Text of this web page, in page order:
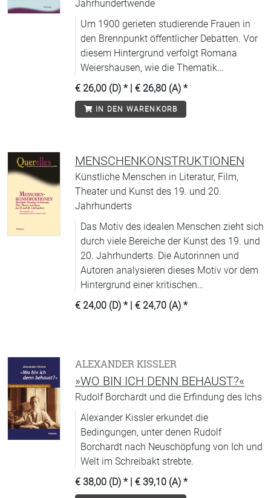
Jahrhundertwende
Um 1900 gerieten studierende Frauen in
den Brennpunkt öffentlicher Debatten. Vor
diesem Hintergrund verfolgt Romana
Weiershausen, wie die Thematik
Wissenschaft und Weiblichkeit Eingang in
die Literatur fand.
€ 26,00 (D) * | € 26,80 (A) *
IN DEN WARENKORB
MENSCHENKONSTRUKTIONEN
Künstliche Menschen in Literatur, Film,
Theater und Kunst des 19. und 20.
Jahrhunderts
Das Motiv des idealen Menschen zieht sich
durch viele Bereiche der Kunst des 19. und
20. Jahrhunderts. Die Autorinnen und
Autoren analysieren dieses Motiv vor dem
Hintergrund einer kritischen
Auseinandersetzung mit gesellschaftlichen
Utopien und gehen dabei aktuellen
€ 24,00 (D) * | € 24,70 (A) *
ALEXANDER KISSLER
»WO BIN ICH DENN BEHAUST?«
Rudolf Borchardt und die Erfindung des Ichs
Alexander Kissler erkundet die
Bedingungen, unter denen Rudolf
Borchardt nach Neuschöpfung von Ich und
Welt im Schreibakt strebte.
€ 38,00 (D) * | € 39,10 (A) *